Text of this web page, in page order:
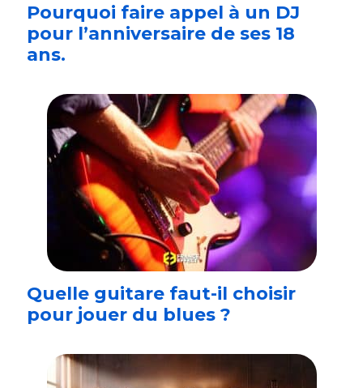
Pourquoi faire appel à un DJ
pour l’anniversaire de ses 18
ans.
Quelle guitare faut-il choisir
pour jouer du blues ?